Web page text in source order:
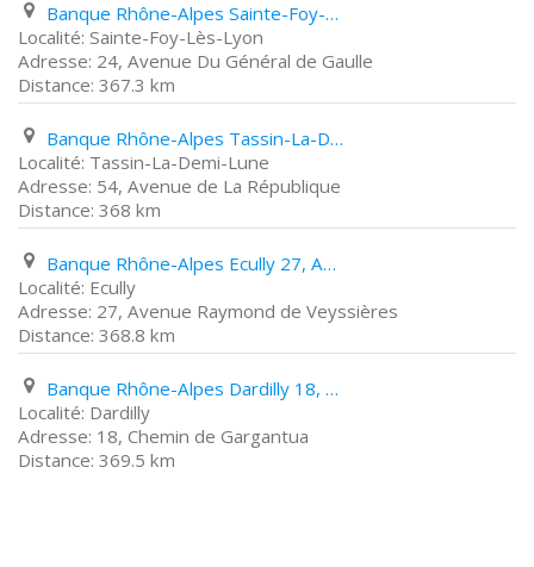
Banque Rhône-Alpes Sainte-Foy-Lès-Lyon 24, Avenue Du Général de Gaulle
Sainte-Foy-Lès-Lyon
24, Avenue Du Général de Gaulle
367.3 km
Banque Rhône-Alpes Tassin-La-Demi-Lune 54, Avenue de La République
Tassin-La-Demi-Lune
54, Avenue de La République
368 km
Banque Rhône-Alpes Ecully 27, Avenue Raymond de Veyssières
Ecully
27, Avenue Raymond de Veyssières
368.8 km
Banque Rhône-Alpes Dardilly 18, Chemin de Gargantua
Dardilly
18, Chemin de Gargantua
369.5 km